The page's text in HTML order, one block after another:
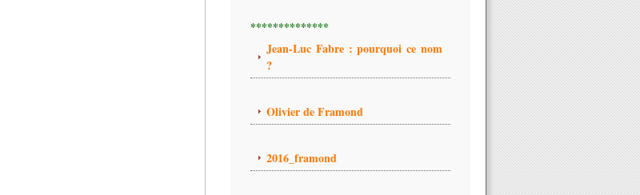
**************
Jean-Luc Fabre : pourquoi ce nom
?
Olivier de Framond
2016_framond